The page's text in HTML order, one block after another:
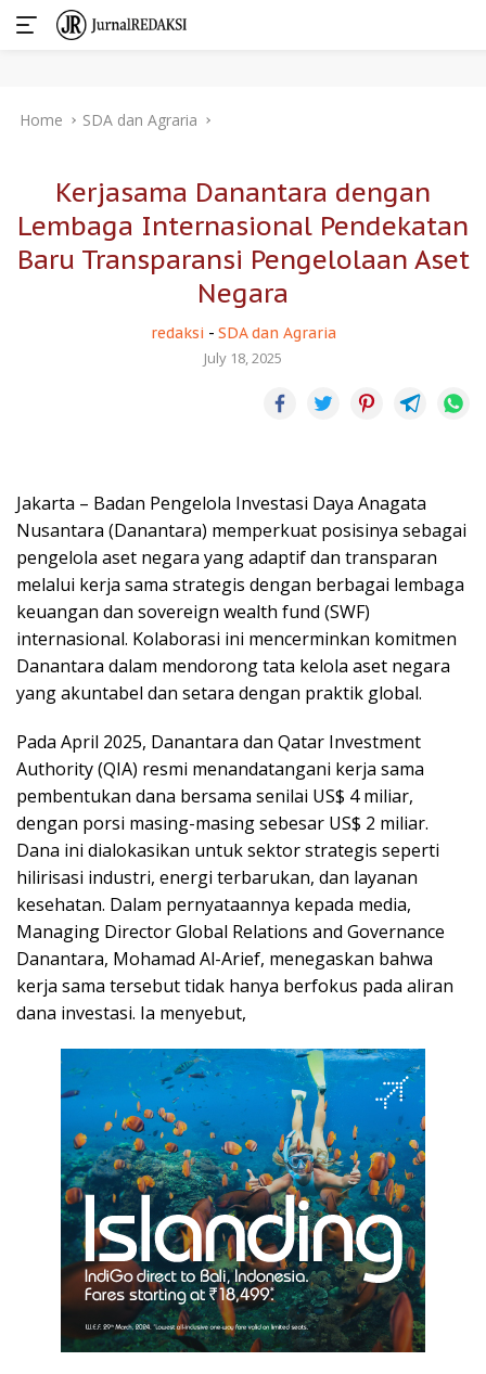
Home SDA dan Agraria
Kerjasama Danantara dengan
Lembaga Internasional Pendekatan
Baru Transparansi Pengelolaan Aset
Negara
redaksi - SDA dan Agraria
July 18, 2025
Jakarta – Badan Pengelola Investasi Daya Anagata
Nusantara (Danantara) memperkuat posisinya sebagai
pengelola aset negara yang adaptif dan transparan
melalui kerja sama strategis dengan berbagai lembaga
keuangan dan sovereign wealth fund (SWF)
internasional. Kolaborasi ini mencerminkan komitmen
Danantara dalam mendorong tata kelola aset negara
yang akuntabel dan setara dengan praktik global.
Pada April 2025, Danantara dan Qatar Investment
Authority (QIA) resmi menandatangani kerja sama
pembentukan dana bersama senilai US$ 4 miliar,
dengan porsi masing-masing sebesar US$ 2 miliar.
Dana ini dialokasikan untuk sektor strategis seperti
hilirisasi industri, energi terbarukan, dan layanan
kesehatan. Dalam pernyataannya kepada media,
Managing Director Global Relations and Governance
Danantara, Mohamad Al-Arief, menegaskan bahwa
kerja sama tersebut tidak hanya berfokus pada aliran
dana investasi. Ia menyebut,